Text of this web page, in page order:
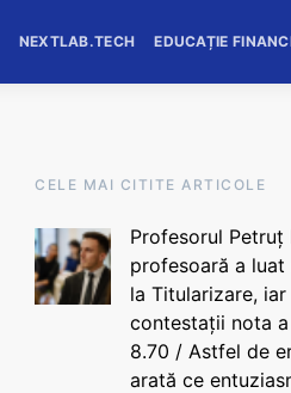
NEXTLAB.TECH EDUCAȚIE
CELE MAI CITITE ARTICOLE
Profesorul Petruț
profesoară a luat
la Titularizare, iar
contestații nota a
8.70 / Astfel de
arată ce